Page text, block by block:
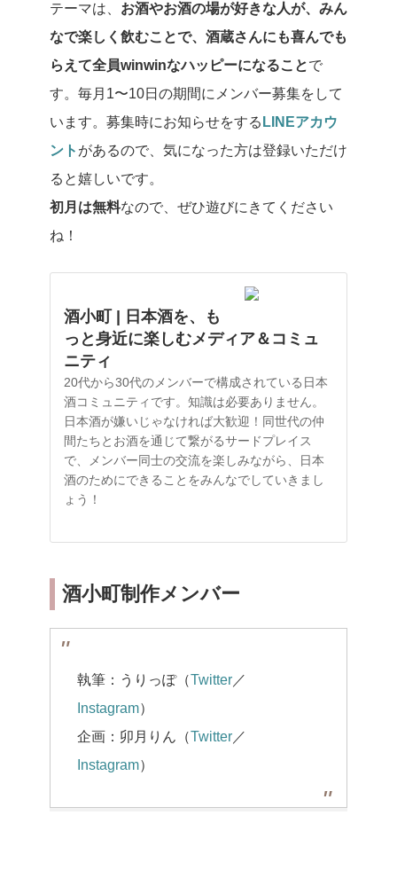
テーマは、 お酒やお酒の場が好きな人が、みん
なで楽しく飲むことで、酒蔵さんにも喜んでも
らえて全員winwinなハッピーになることで
す。毎月1〜10日の期間にメンバー募集をして
います。募集時にお知らせをする LINEアカウ
ント があるので、気になった方は登録いただけ
ると嬉しいです。
初月は無料なので、ぜひ遊びにきてください
ね！
酒小町 | 日本酒を、も
っと身近に楽しむメディア＆コミュ
ニティ
20代から30代のメンバーで構成されている日本
酒コミュニティです。知識は必要ありません。
日本酒が嫌いじゃなければ大歓迎！同世代の仲
間たちとお酒を通じて繋がるサードプレイス
で、メンバー同士の交流を楽しみながら、日本
酒のためにできることをみんなでしていきまし
ょう！
酒小町制作メンバー
執筆：うりっぽ（Twitter ／
Instagram）
企画：卯月りん（Twitter ／
Instagram）